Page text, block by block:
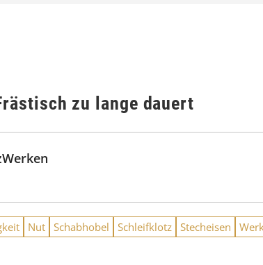
zu lange dauert
Nut Schabhobel Schleifklotz Stecheisen